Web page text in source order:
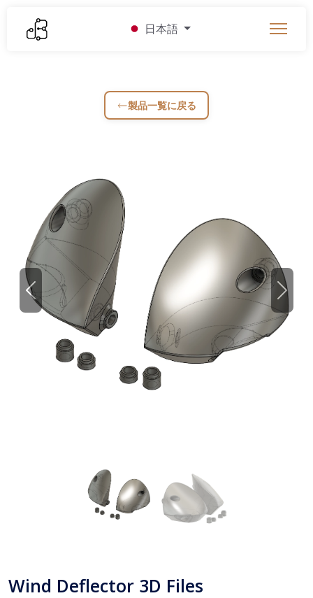
日本語
製品一覧に戻る
Previous Next
Wind Deflector 3D Files